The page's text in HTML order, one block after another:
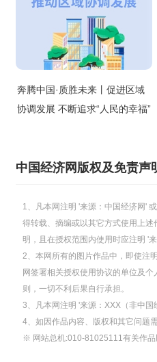
奔腾中国·质胜未来丨促进区域
协调发展 不断追求“人民的幸福”
中国经济网版权及免责声
1、凡本网注明 '来源：中国经济网'
得转载、摘编或以其它方式使用上
明，且在授权范围内使用时应注明 '
2、本网所有的图片作品中，即使注
网签署相关授权使用协议的单位及
则，一切不利后果自行承担。
3、凡本网注明 '来源：XXX（非中
4、如因作品内容、版权和其它问题
※ 网站总机:010-81025111有关作